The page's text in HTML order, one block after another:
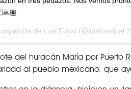
de Luis Fonsi (@luisfonsi) el
del huracán María por Puerto
al pueblo mexicano, que